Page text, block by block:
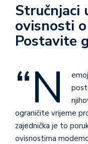
Stručnjaci
ovisnosti
Postavite
“N
ograničite vrijeme
zajednička je to
ovisnostima